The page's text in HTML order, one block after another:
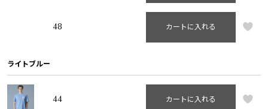
48 カートに入れる
ライトブルー
44 カートに入れる